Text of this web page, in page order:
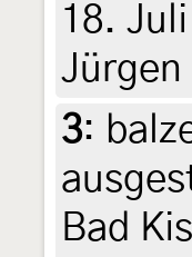
18.
Jürgen
3:
Bad